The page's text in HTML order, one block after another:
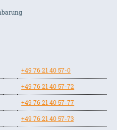
+49 76 21 40 57-0
+49 76 21 40 57-72
+49 76 21 40 57-77
+49 76 21 40 57-73